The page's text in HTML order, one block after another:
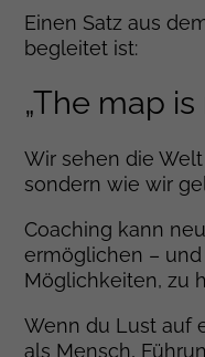
Einen Satz aus
begleitet ist:
„The map
Wir sehen die
sondern wie wir
Coaching kann
ermöglichen –
Möglichkeiten, zu
Wenn du Lust auf
als Mensch,